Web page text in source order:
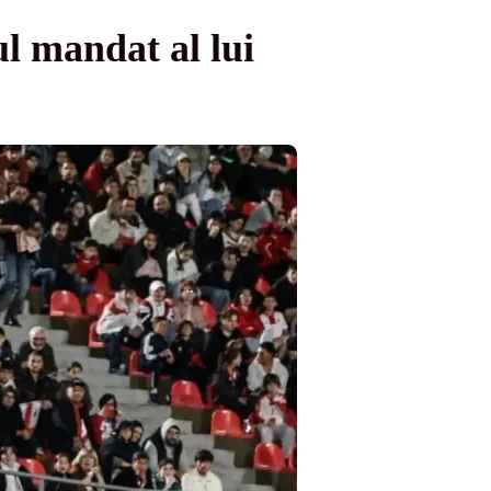
mandat al lui